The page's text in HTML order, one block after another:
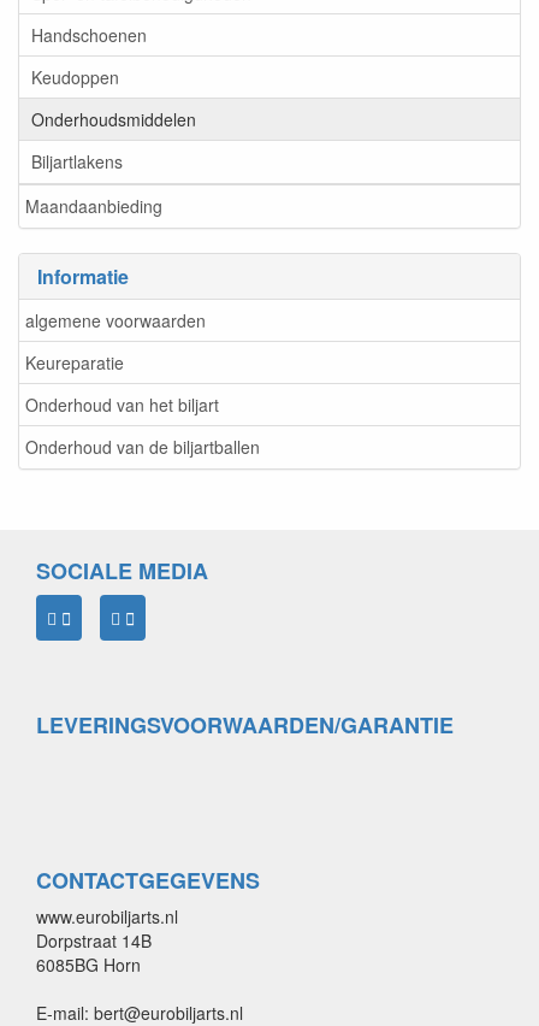
Handschoenen
Keudoppen
Onderhoudsmiddelen
Biljartlakens
Maandaanbieding
Informatie
algemene voorwaarden
Keureparatie
Onderhoud van het biljart
Onderhoud van de biljartballen
SOCIALE MEDIA
LEVERINGSVOORWAARDEN/GARANTIE
CONTACTGEGEVENS
www.eurobiljarts.nl
Dorpstraat 14B
6085BG Horn
E-mail: bert@eurobiljarts.nl